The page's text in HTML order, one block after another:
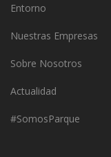
Entorno
Nuestras Empresas
Sobre Nosotros
Actualidad
#SomosParque